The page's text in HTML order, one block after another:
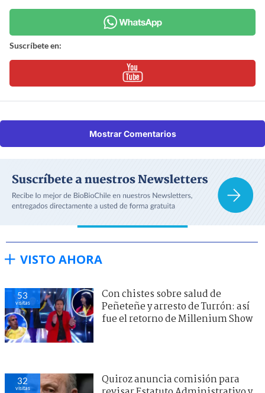
Suscríbete en:
Mostrar Comentarios
VISTO AHORA
53
visitas
Con chistes sobre salud de
Peñeteñe y arresto de Turrón: así
fue el retorno de Millenium Show
32
visitas
Quiroz anuncia comisión para